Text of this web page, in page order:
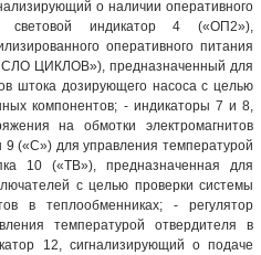
о наличии оперативного
индикатор 4 («ОП2»),
оперативного питания
ЦИКЛОВ»), предназначенный для
штока дозирующего насоса с целью
компонентов; - индикаторы 7 и 8,
на обмотки электромагнитов
9 («С») для управления температурой
10 («ТВ»), предназначенная для
с целью проверки системы
в теплообменниках; - регулятор
температурой отвердителя в
12, сигнализирующий о подаче